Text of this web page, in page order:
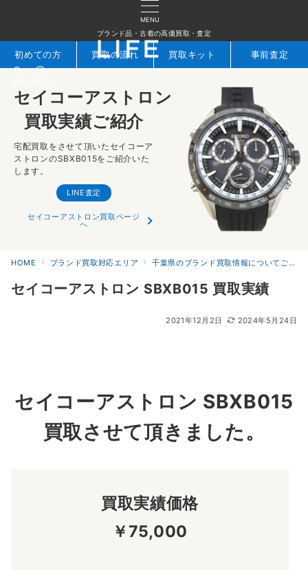
MENU
ブランド品・古着の高価買取・査定
初めての方 買取の流れ 買取キット 事前査定
セイコーアストロン
買取実績ご紹介
宅配買取をさせて頂いたセイコーア
ストロンのSBXB015をご紹介いた
します。
LINE査定
セイコーアストロン買取ページ
へ
HOME ブランド買取対応エリア 千葉県のブランド買取情報についてご紹介｜ブランド買取LIFE
セイコーアストロン SBXB015 買取実績
2021年12月2日 2024年5月24日
セイコーアストロン SBXB015
買取させて頂きました。
買取実績価格
￥75,000